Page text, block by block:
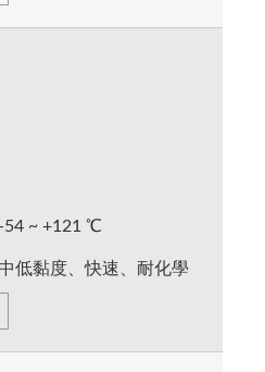
54 ~ +121 ℃
低黏度、快速、耐化學